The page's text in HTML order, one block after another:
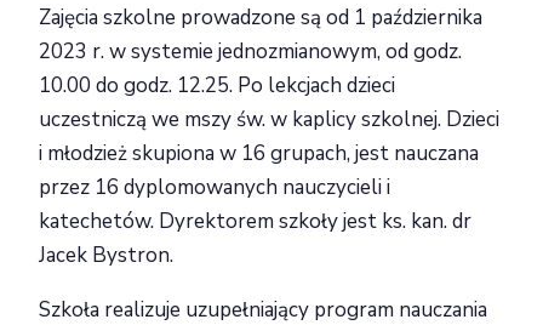
Zajęcia szkolne prowadzone są od 1 października
2023 r. w systemie jednozmianowym, od godz.
10.00 do godz. 12.25. Po lekcjach dzieci
uczestniczą we mszy św. w kaplicy szkolnej. Dzieci
i młodzież skupiona w 16 grupach, jest nauczana
przez 16 dyplomowanych nauczycieli i
katechetów. Dyrektorem szkoły jest ks. kan. dr
Jacek Bystron.
Szkoła realizuje uzupełniający program nauczania